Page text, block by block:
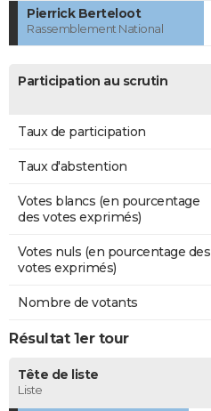
Pierrick Berteloot
Rassemblement National
Participation au scrutin
Taux de participation
Taux d'abstention
Votes blancs (en pourcentage
des votes exprimés)
Votes nuls (en pourcentage des
votes exprimés)
Nombre de votants
Résultat 1er tour
Tête de liste
Liste